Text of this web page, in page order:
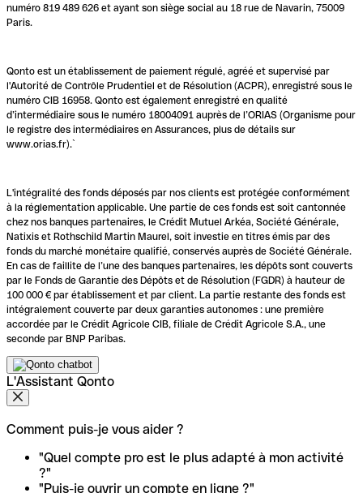
numéro 819 489 626 et ayant son siège social au 18 rue de Navarin, 75009
Paris.
Qonto est un établissement de paiement régulé, agréé et supervisé par
l'Autorité de Contrôle Prudentiel et de Résolution (ACPR), enregistré sous le
numéro CIB 16958. Qonto est également enregistré en qualité
d’intermédiaire sous le numéro 18004091 auprès de l’ORIAS (Organisme pour
le registre des intermédiaires en Assurances, plus de détails sur
www.orias.fr).`
L'intégralité des fonds déposés par nos clients est protégée conformément
à la réglementation applicable. Une partie de ces fonds est soit cantonnée
chez nos banques partenaires, le Crédit Mutuel Arkéa, Société Générale,
Natixis et Rothschild Martin Maurel, soit investie en titres émis par des
fonds du marché monétaire qualifié, conservés auprès de Société Générale.
En cas de faillite de l’une des banques partenaires, les dépôts sont couverts
par le Fonds de Garantie des Dépôts et de Résolution (FGDR) à hauteur de
100 000 € par établissement et par client. La partie restante des fonds est
intégralement couverte par deux garanties autonomes : une première
accordée par le Crédit Agricole CIB, filiale de Crédit Agricole S.A., une
seconde par BNP Paribas.
L'Assistant Qonto
Comment puis-je vous aider ?
"Quel compte pro est le plus adapté à mon activité
?"
"Puis-je ouvrir un compte en ligne ?"